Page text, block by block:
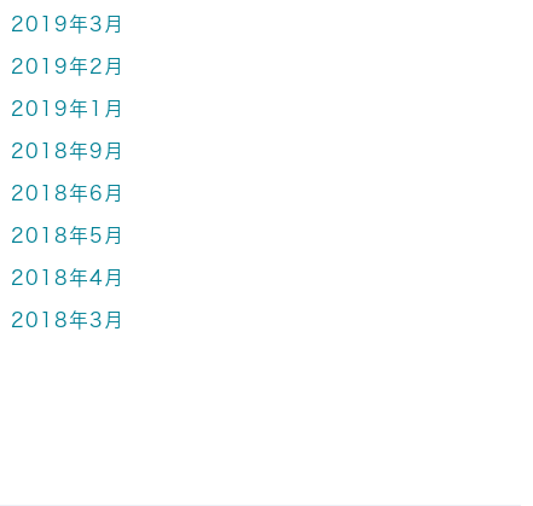
2019年3月
2019年2月
2019年1月
2018年9月
2018年6月
2018年5月
2018年4月
2018年3月